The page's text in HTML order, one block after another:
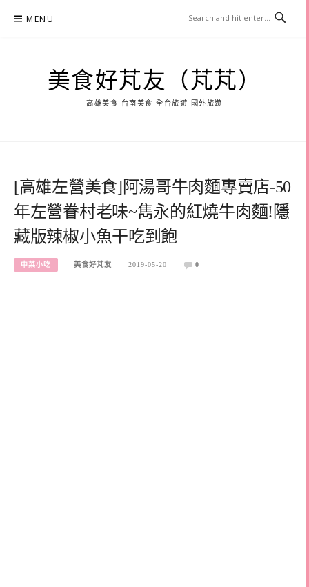
MENU
美食好芃友（芃芃）
高雄美食 台南美食 全台旅遊 國外旅遊
[高雄左營美食]阿湯哥牛肉麵專賣店-50
年左營眷村老味~雋永的紅燒牛肉麵!隱
藏版辣椒小魚干吃到飽
中菜小吃 美食好芃友 2019-05-20 0